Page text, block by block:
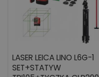
LASER LEICA LINO L6G-1
SET+STATYW